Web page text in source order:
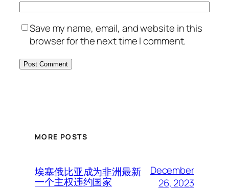
Save my name, email, and website in this
browser for the next time I comment.
MORE POSTS
埃塞俄比亚成为非洲最新
一个主权违约国家
December
26, 2023